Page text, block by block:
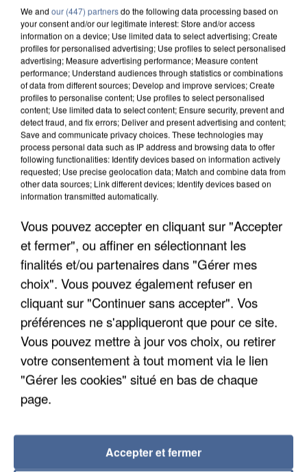
7 août 2026
Un second cadre de la DZ Mafia interpellé en
Algérie
Un cofondateur du réseau avait été interpellé
quelques jours plus tôt.
6 août 2026
Gabriel Attal et Raphaël Glucksmann visés par des
commun" avec les partis à la rentrée.
We and our (447) partnersdo the following data processing based on
your consent and/or our legitimate interest: Store and/or access
information on a device; Use limited data to select advertising; Create
profiles for personalised advertising; Use profiles to select personalised
advertising; Measure advertising performance; Measure content
performance; Understand audiences through statistics or combinations
of data from different sources; Develop and improve services; Create
profiles to personalise content; Use profiles to select personalised
content; Use limited data to select content; Ensure security, prevent and
detect fraud, and fix errors; Deliver and present advertising and content;
Save and communicate privacy choices. These technologies may
process personal data such as IP address and browsing data to offer
following functionalities: Identify devices based on information actively
requested; Use precise geolocation data; Match and combine data from
other data sources; Link different devices; Identify devices based on
information transmitted automatically.
Vous pouvez accepter en cliquant sur "Accepter
et fermer", ou affiner en sélectionnant les
finalités et/ou partenaires dans "Gérer mes
choix". Vous pouvez également refuser en
cliquant sur "Continuer sans accepter". Vos
préférences ne s'appliqueront que pour ce site.
Vous pouvez mettre à jour vos choix, ou retirer
votre consentement à tout moment via le lien
"Gérer les cookies" situé en bas de chaque
page.
Accepter et fermer